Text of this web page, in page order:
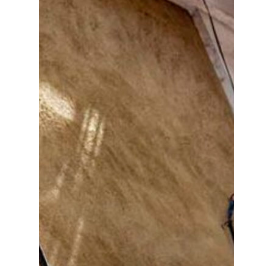
Especiales
Política
Galerías